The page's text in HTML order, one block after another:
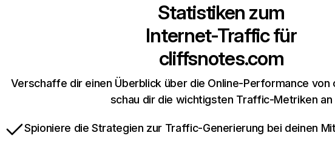
Statistiken zum
Internet-Traffic für
cliffsnotes.com
Verschaffe dir einen Überblick über die Online-Performance
schau dir die wichtigsten Traffic-Metriken an
Spioniere die Strategien zur Traffic-Generierung bei deinen